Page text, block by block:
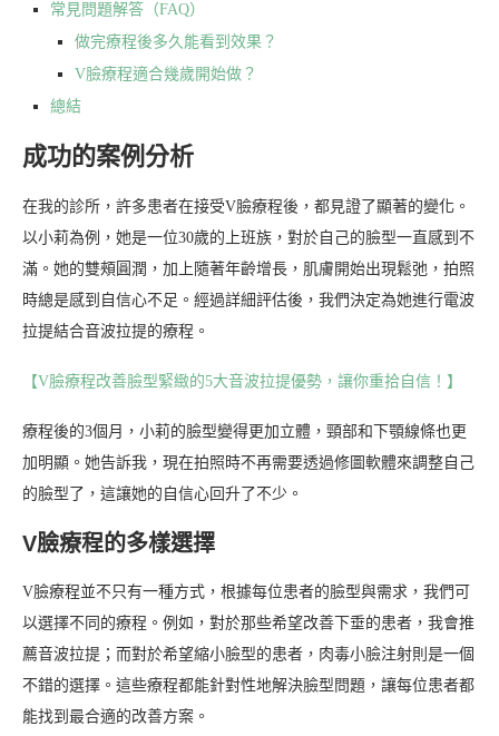
常見問題解答（FAQ）
做完療程後多久能看到效果？
V臉療程適合幾歲開始做？
總結
成功的案例分析
在我的診所，許多患者在接受V臉療程後，都見證了顯著的變化。
以小莉為例，她是一位30歲的上班族，對於自己的臉型一直感到不
滿。她的雙頰圓潤，加上隨著年齡增長，肌膚開始出現鬆弛，拍照
時總是感到自信心不足。經過詳細評估後，我們決定為她進行電波
拉提結合音波拉提的療程。
【V臉療程改善臉型緊緻的5大音波拉提優勢，讓你重拾自信！】
療程後的3個月，小莉的臉型變得更加立體，頸部和下顎線條也更
加明顯。她告訴我，現在拍照時不再需要透過修圖軟體來調整自己
的臉型了，這讓她的自信心回升了不少。
V臉療程的多樣選擇
V臉療程並不只有一種方式，根據每位患者的臉型與需求，我們可
以選擇不同的療程。例如，對於那些希望改善下垂的患者，我會推
薦音波拉提；而對於希望縮小臉型的患者，肉毒小臉注射則是一個
不錯的選擇。這些療程都能針對性地解決臉型問題，讓每位患者都
能找到最合適的改善方案。